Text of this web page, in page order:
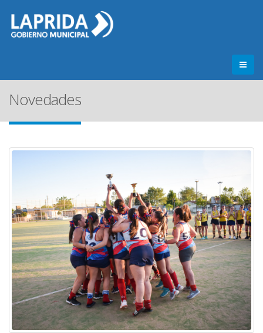
Novedades